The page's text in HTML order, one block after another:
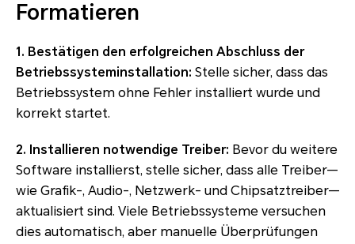
Formatieren
1. Bestätigen den erfolgreichen Abschluss der
Betriebssysteminstallation: Stelle sicher, dass das
Betriebssystem ohne Fehler installiert wurde und
korrekt startet.
2. Installieren notwendige Treiber: Bevor du weitere
Software installierst, stelle sicher, dass alle Treiber—
wie Grafik-, Audio-, Netzwerk- und Chipsatztreiber—
aktualisiert sind. Viele Betriebssysteme versuchen
dies automatisch, aber manuelle Überprüfungen